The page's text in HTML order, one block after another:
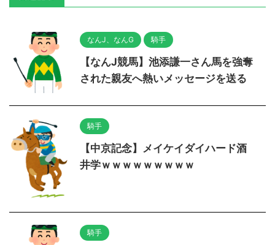
なんJ、なんG 騎手
【なんJ競馬】池添謙一さん馬を強奪
された親友へ熱いメッセージを送る
騎手
【中京記念】メイケイダイハード酒
井学ｗｗｗｗｗｗｗｗｗ
騎手